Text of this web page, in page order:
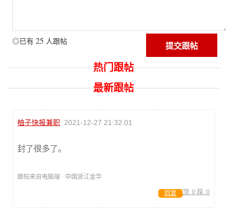
◎已有 25 人跟帖
热门跟帖
最新跟帖
柚子快报兼职 2021-12-27 21:32:01
封了很多了。
跟帖来自电脑端 · 中国浙江金华
顶: 0 踩: 0
回复